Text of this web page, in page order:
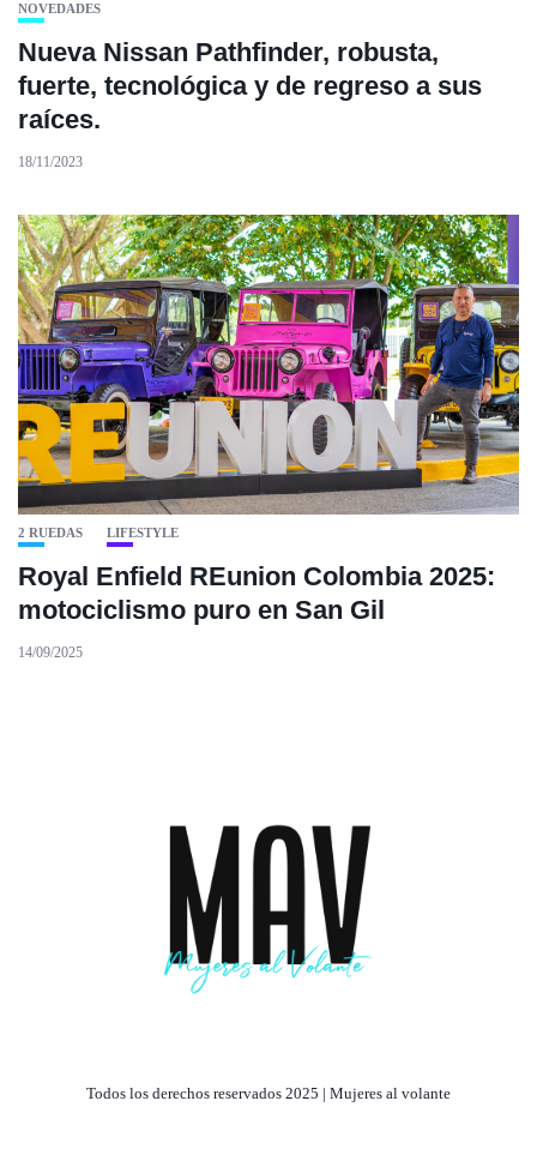
NOVEDADES
Nueva Nissan Pathfinder, robusta,
fuerte, tecnológica y de regreso a sus
raíces.
18/11/2023
2 RUEDAS LIFESTYLE
Royal Enfield REunion Colombia 2025:
motociclismo puro en San Gil
14/09/2025
Todos los derechos reservados 2025 | Mujeres al volante